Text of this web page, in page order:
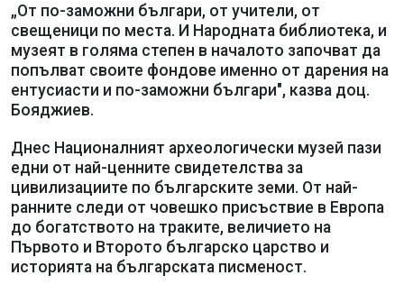
„От по-заможни българи, от учители, от
свещеници по места. И Народната библиотека, и
музеят в голяма степен в началото започват да
попълват своите фондове именно от дарения на
ентусиасти и по-заможни българи", казва доц.
Бояджиев.
Днес Националният археологически музей пази
едни от най-ценните свидетелства за
цивилизациите по българските земи. От най-
ранните следи от човешко присъствие в Европа
до богатството на траките, величието на
Първото и Второто българско царство и
историята на българската писменост.